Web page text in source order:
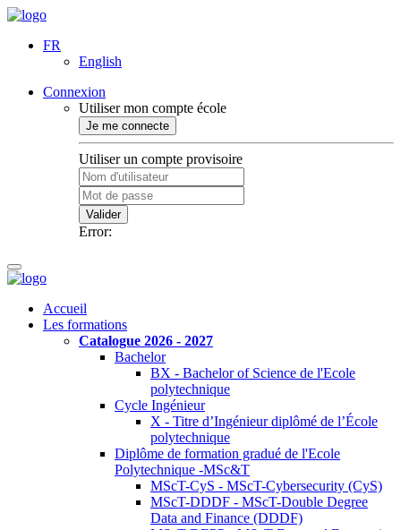
FR
English
Connexion
Utiliser mon compte école
Je me connecte
Utiliser un compte provisoire
Valider
Error:
Accueil
Les formations
Catalogue 2026 - 2027
Bachelor
BX - Bachelor of Science de l'Ecole
polytechnique
Cycle Ingénieur
X - Titre d’Ingénieur diplômé de l’École
polytechnique
Diplôme de formation gradué de l'Ecole
Polytechnique -MSc&T
MScT-CyS - MScT-Cybersecurity (CyS)
MScT-DDDF - MScT-Double Degree
Data and Finance (DDDF)